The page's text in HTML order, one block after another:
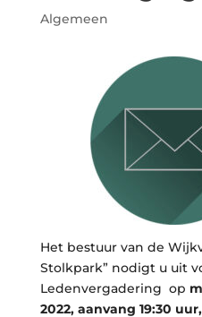
Algemeen
Het bestuur van de
Stolkpark” nodigt u uit
Ledenvergadering op
2022, aanvang 19:30